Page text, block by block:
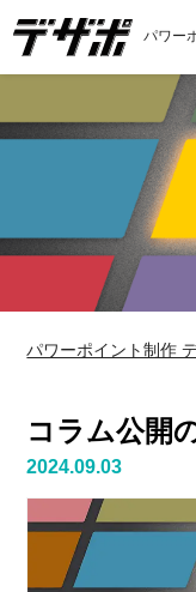
パワー
パワーポイント制作
コラム公開
2024.09.03